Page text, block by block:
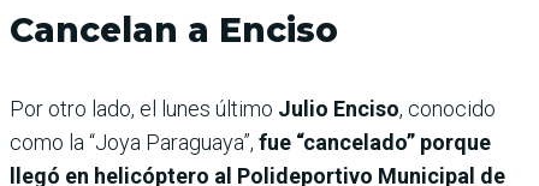
Cancelan a Enciso
Por otro lado, el lunes último Julio Enciso, conocido
como la “Joya Paraguaya”, fue “cancelado” porque
llegó en helicóptero al Polideportivo Municipal de